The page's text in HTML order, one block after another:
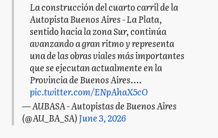
La construcción del cuarto carril de la
Autopista Buenos Aires - La Plata,
sentido hacia la zona Sur, continúa
avanzando a gran ritmo y representa
una de las obras viales más importantes
que se ejecutan actualmente en la
Provincia de Buenos Aires.…
pic.twitter.com/ENpAhaX5cO
— AUBASA - Autopistas de Buenos Aires
(@AU_BA_SA)June 3, 2026